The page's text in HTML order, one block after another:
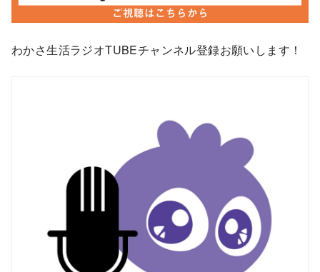
わかさ生活ラジオTUBEチャンネル登録お願いします！